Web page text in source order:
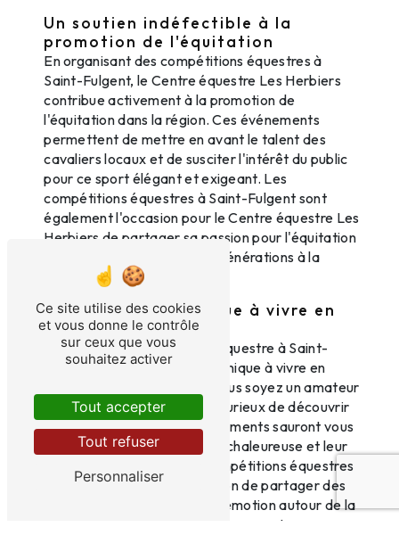
Un soutien indéfectible à la
promotion de l'équitation
En organisant des compétitions équestres à
Saint-Fulgent, le Centre équestre Les Herbiers
contribue activement à la promotion de
l'équitation dans la région. Ces événements
permettent de mettre en avant le talent des
cavaliers locaux et de susciter l'intérêt du public
pour ce sport élégant et exigeant. Les
compétitions équestres à Saint-Fulgent sont
également l'occasion pour le Centre équestre Les
Herbiers de partager sa passion pour l'équitation
et de sensibiliser les jeunes générations à la
pratique équestre.
Une expérience unique à vivre en
famille ou entre amis
Assister à une compétition équestre à Saint-
Fulgent est une expérience unique à vivre en
famille ou entre amis. Que vous soyez un amateur
d'équitation ou simplement curieux de découvrir
ce sport fascinant, ces événements sauront vous
séduire par leur atmosphère chaleureuse et leur
spectacle captivant. Les compétitions équestres
à Saint-Fulgent sont l'occasion de partager des
moments de complicité et d'émotion autour de la
passion commune pour les chevaux et
Ce site utilise des cookies
et vous donne le contrôle
sur ceux que vous
souhaitez activer
Tout accepter
Tout refuser
Personnaliser